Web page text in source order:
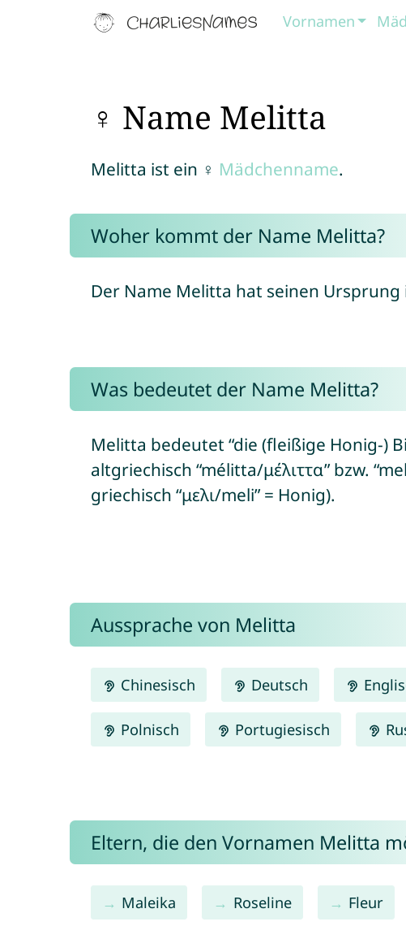
Vornamen
♀ Name Melitta
Melitta ist ein ♀ Mädchenname.
Woher kommt der Name Melitta?
Der Name Melitta hat seinen Ursprung
Was bedeutet der Name Melitta?
Melitta bedeutet “die (fleißige Honig-)
altgriechisch “mélitta/μέλιττα” bzw.
griechisch “μελι/meli” = Honig).
Aussprache von Melitta
Chinesisch Deutsch
Polnisch Portugiesisch
Eltern, die den Vornamen Melitta
Maleika Roseline Fleur